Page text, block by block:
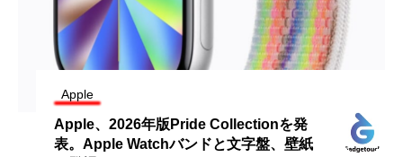
Apple
Apple、2026年版Pride Collectionを発
表。Apple Watchバンドと文字盤、壁紙